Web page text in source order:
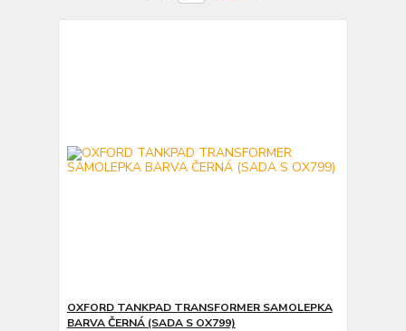
OXFORD TANKPAD TRANSFORMER SAMOLEPKA
BARVA ČERNÁ (SADA S OX799)